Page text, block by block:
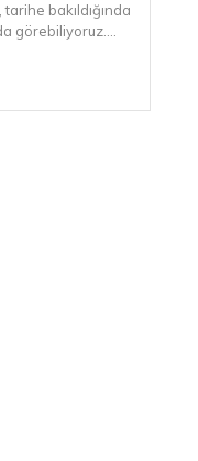
bakıldığında
görebiliyoruz....